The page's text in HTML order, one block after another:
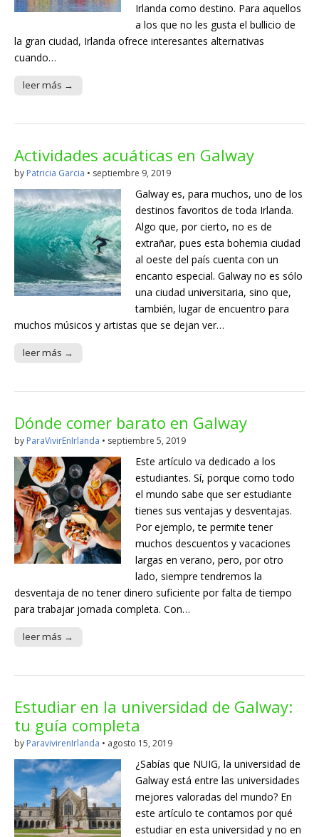
Irlanda como destino. Para aquellos
a los que no les gusta el bullicio de
la gran ciudad, Irlanda ofrece interesantes alternativas
cuando…
leer más →
Actividades acuáticas en Galway
by Patricia Garcia • septiembre 9, 2019
Galway es, para muchos, uno de los
destinos favoritos de toda Irlanda.
Algo que, por cierto, no es de
extrañar, pues esta bohemia ciudad
al oeste del país cuenta con un
encanto especial. Galway no es sólo
una ciudad universitaria, sino que,
también, lugar de encuentro para
muchos músicos y artistas que se dejan ver…
leer más →
Dónde comer barato en Galway
by ParaVivirEnIrlanda • septiembre 5, 2019
Este artículo va dedicado a los
estudiantes. Sí, porque como todo
el mundo sabe que ser estudiante
tienes sus ventajas y desventajas.
Por ejemplo, te permite tener
muchos descuentos y vacaciones
largas en verano, pero, por otro
lado, siempre tendremos la
desventaja de no tener dinero suficiente por falta de tiempo
para trabajar jornada completa. Con…
leer más →
Estudiar en la universidad de Galway:
tu guía completa
by ParavivirenIrlanda • agosto 15, 2019
¿Sabías que NUIG, la universidad de
Galway está entre las universidades
mejores valoradas del mundo? En
este artículo te contamos por qué
estudiar en esta universidad y no en